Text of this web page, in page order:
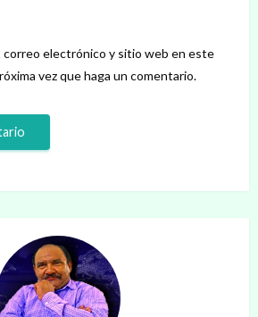
correo electrónico y sitio web en este
vez que haga un comentario.